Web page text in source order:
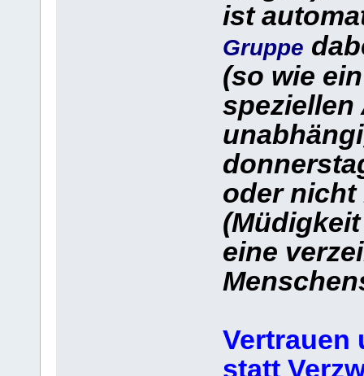
ist
Gruppe
(so wie
speziellen
oder nicht
eine
Vertrauen
statt